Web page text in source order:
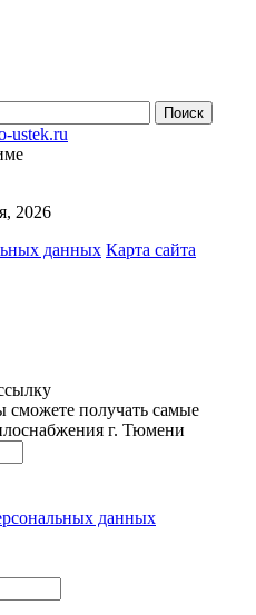
ustek.ru
2026
данных Карта сайта
сможете получать самые
г. Тюмени
данных